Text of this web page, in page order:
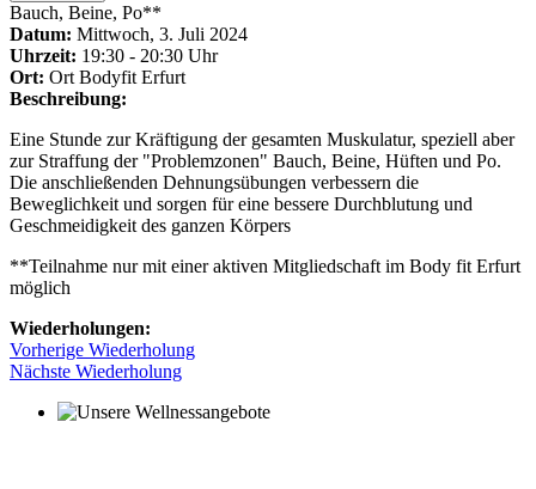
Bauch, Beine, Po**
Datum: Mittwoch, 3. Juli 2024
Uhrzeit: 19:30 - 20:30 Uhr
Ort: Ort Bodyfit Erfurt
Beschreibung:
Eine Stunde zur Kräftigung der gesamten Muskulatur, speziell aber
zur Straffung der "Problemzonen" Bauch, Beine, Hüften und Po.
Die anschließenden Dehnungsübungen verbessern die
Beweglichkeit und sorgen für eine bessere Durchblutung und
Geschmeidigkeit des ganzen Körpers
**Teilnahme nur mit einer aktiven Mitgliedschaft im Body fit Erfurt
möglich
Wiederholungen:
Vorherige Wiederholung
Nächste Wiederholung